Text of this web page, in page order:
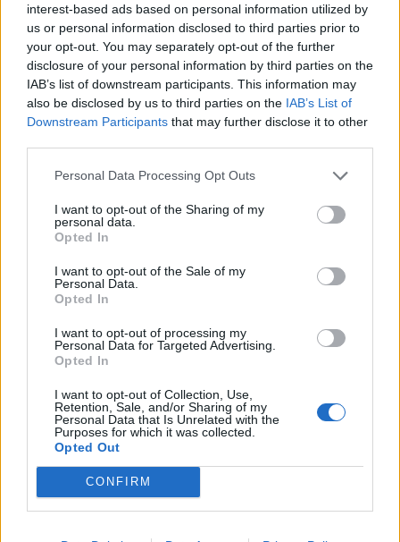
interest-based ads based on personal information utilized by
us or personal information disclosed to third parties prior to
your opt-out. You may separately opt-out of the further
disclosure of your personal information by third parties on the
IAB’s list of downstream participants. This information may
also be disclosed by us to third parties on the IAB’s List of
Downstream Participants that may further disclose it to other
Personal Data Processing Opt Outs
I want to opt-out of the Sharing of my
personal data.
Opted In
I want to opt-out of the Sale of my
Personal Data.
Opted In
I want to opt-out of processing my
Personal Data for Targeted Advertising.
Opted In
I want to opt-out of Collection, Use,
Retention, Sale, and/or Sharing of my
Personal Data that Is Unrelated with the
Purposes for which it was collected.
Opted Out
CONFIRM
Octubre
Lu Ma Mi Ju Vi Sá
Do
1
2 3 4
5
6
7 8 9 10 11
12
Fiesta Nacional de España (por coincidir con
domingo se traslada al lunes)
Noviembre
2
10
11 12 13 14
16
17
18 19 20 21
24
25 26 27 28 29 30
Fiesta de Todos los Santos